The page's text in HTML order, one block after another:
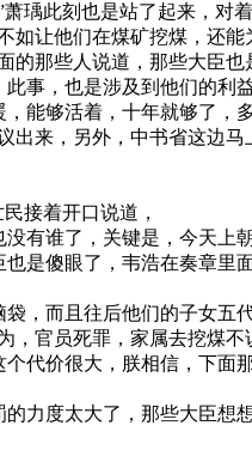
瑀此刻也是站了起来，对着
让他们在煤矿挖煤，还
的那些人说道，那些大臣也
事，也是涉及到他们的
能够活着，十年就够了，
来，另外，中书省这边
接着开口说道，
有谁了，关键是，今天上
是傻眼了，韦浩在奏章
，而且往后他们的子女五
官员死罪，家属去挖煤
代价很大，朕相信，下
力度太大了，那些大臣